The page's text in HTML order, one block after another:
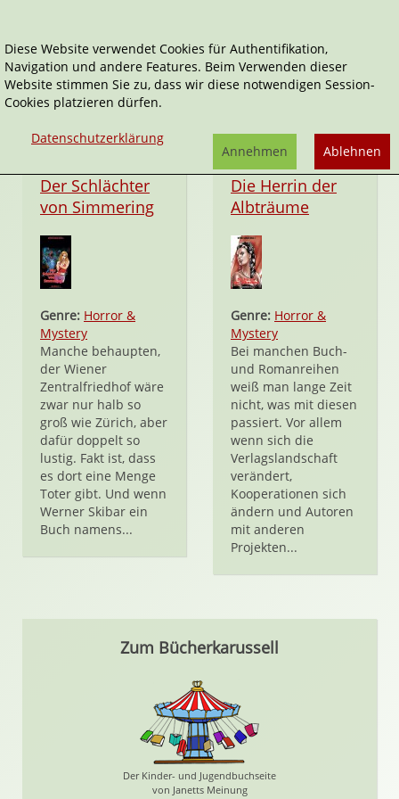
Werner Skibar
Der Schlächter
von Simmering
Genre: Horror &
Mystery
Manche behaupten,
der Wiener
Zentralfriedhof wäre
zwar nur halb so
groß wie Zürich, aber
dafür doppelt so
lustig. Fakt ist, dass
es dort eine Menge
Toter gibt. Und wenn
Werner Skibar ein
Buch namens...
Taschenbuch
Die Herrin der
Albträume
Genre: Horror &
Mystery
Bei manchen Buch-
und Romanreihen
weiß man lange Zeit
nicht, was mit diesen
passiert. Vor allem
wenn sich die
Verlagslandschaft
verändert,
Kooperationen sich
ändern und Autoren
mit anderen
Projekten...
Zum Bücherkarussell
Der Kinder- und Jugendbuchseite
von Janetts Meinung
Diese Website verwendet Cookies für Authentifikation,
Navigation und andere Features. Beim Verwenden dieser
Website stimmen Sie zu, dass wir diese notwendigen Session-
Cookies platzieren dürfen.
Datenschutzerklärung
Ablehnen
Annehmen